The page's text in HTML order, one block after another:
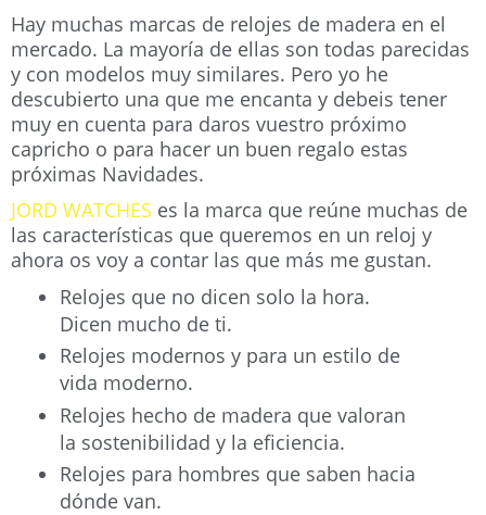
Hay muchas marcas de relojes de madera en el
mercado. La mayoría de ellas son todas parecidas
y con modelos muy similares. Pero yo he
descubierto una que me encanta y debeis tener
muy en cuenta para daros vuestro próximo
capricho o para hacer un buen regalo estas
próximas Navidades.
JORD WATCHES es la marca que reúne muchas de
las características que queremos en un reloj y
ahora os voy a contar las que más me gustan.
Relojes que no dicen solo la hora.
Dicen mucho de ti.
Relojes modernos y para un estilo de
vida moderno.
Relojes hecho de madera que valoran
la sostenibilidad y la eficiencia.
Relojes para hombres que saben hacia
dónde van.